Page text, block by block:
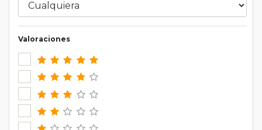
Valoraciones